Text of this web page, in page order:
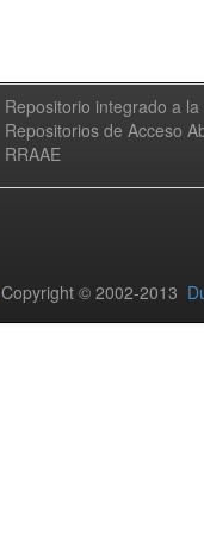
Repositorio integrado a la
Repositorios de Acceso
RRAAE
Copyright © 2002-2013